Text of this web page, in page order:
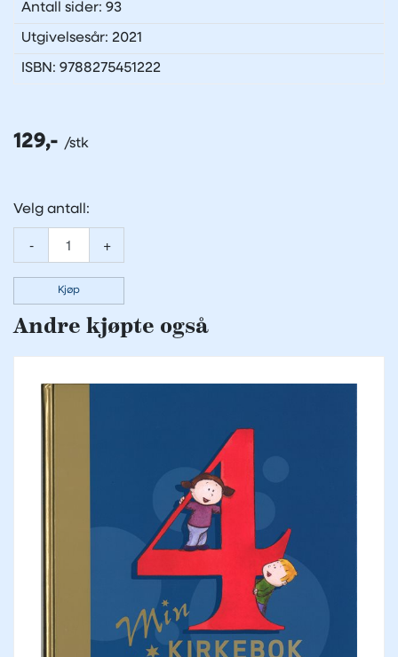
Antall sider: 93
Utgivelsesår: 2021
ISBN: 9788275451222
129,-
Velg antall:
- +
Kjøp
Andre kjøpte også